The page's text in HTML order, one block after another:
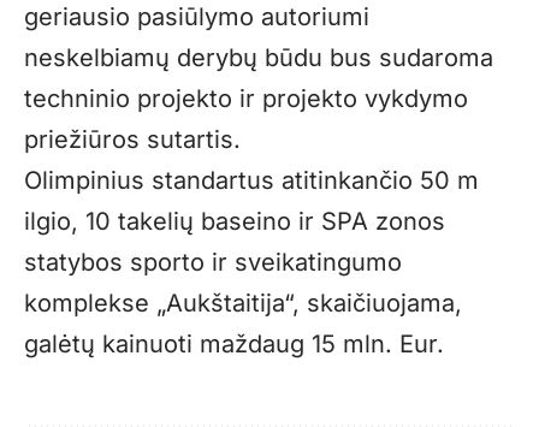
geriausio pasiūlymo autoriumi
neskelbiamų derybų būdu bus sudaroma
techninio projekto ir projekto vykdymo
priežiūros sutartis.
Olimpinius standartus atitinkančio 50 m
ilgio, 10 takelių baseino ir SPA zonos
statybos sporto ir sveikatingumo
komplekse „Aukštaitija“, skaičiuojama,
galėtų kainuoti maždaug 15 mln. Eur.